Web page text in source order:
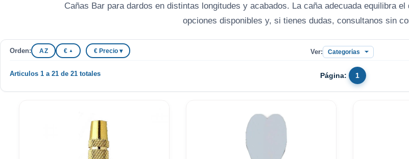
Cañas Bar para dardos en distintas longitudes y acabados. La caña adecuada equilibra
opciones disponibles y, si tienes dudas, consultanos sin
Orden: A Z € ▲ € Precio ▾ Ver:
Página: 1
Articulos 1 a 21 de 21 totales